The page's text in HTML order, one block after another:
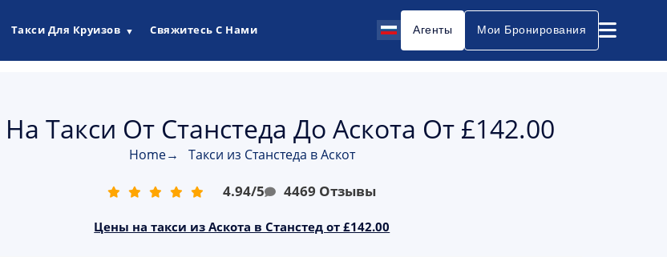
Такси Для Круизов ▼ Свяжитесь С Нами Агенты Мои Бронирования
Такси От Станстеда До Аскота От £142.00
Home→ Такси из Станстеда в Аскот
4.94/5 4469 Отзывы
Цены на такси из Аскота в Станстед от £142.00